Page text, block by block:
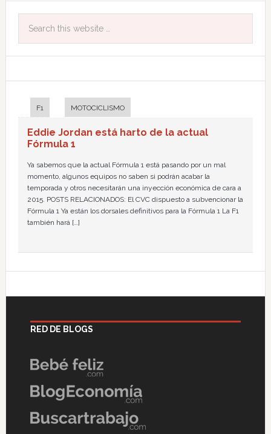
F1 MOTOCICLISMO
Eddie Jordan está harto de la actual
Fórmula 1
Ya sabemos que la actual Fórmula 1 está pasando por un mal
momento, algunos equipos no saben si podrán acabar la
temporada y otros necesitarán una inyección económica de cara a
2015. POSTS RELACIONADOS: El CVC dispuesto a subvencionar la
Fórmula 1 Ya están los dorsales definitivos para la Fórmula 1 La F1
también hará […]
RED DE BLOGS